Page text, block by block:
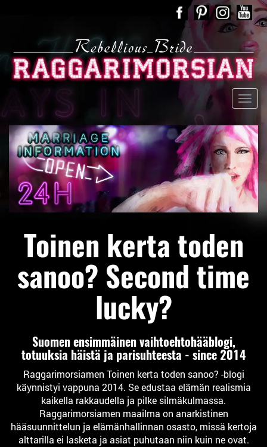
Toinen kerta toden
sanoo? Second time
lucky?
Suomen ensimmäinen vaihtoehtohääblogi,
totuuksia häistä ja parisuhteesta - since 2014
Raggarimorsiamen Toinen kerta toden sanoo? -blogi
käynnistyi vappuna 2014. Se edustaa elämän realismia
kaikella rakkaudella ja pilke silmäkulmassa.
Raggarimorsiamen maailma on anarkistinen
hääsuunnittelun ja elämänhallinnan osasto, missä kertoja
alttarilla ei lasketa ja asiat puhutaan niin kuin ne ovat.